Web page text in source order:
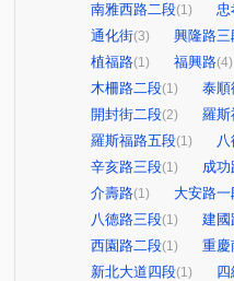
南雅西路二段(1) 忠
通化街(3) 興隆路三
植福路(1) 福興路(4)
木柵路二段(1) 泰順
開封街二段(2) 羅斯
羅斯福路五段(1)
辛亥路三段(1) 成
介壽路(1) 大安路一
八德路三段(1) 建國
西園路二段(1) 重慶
新北大道四段(1) 四